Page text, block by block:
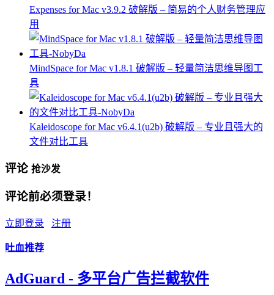
Expenses for Mac v3.9.2 破解版 – 简易的个人财务管理应
用
MindSpace for Mac v1.8.1 破解版 – 轻量简洁思维导图工
具
Kaleidoscope for Mac v6.4.1(u2b) 破解版 – 专业且强大的
文件对比工具
评论 抢沙发
评论前必须登录！
立即登录 注册
吐血推荐
AdGuard - 多平台广告拦截软件